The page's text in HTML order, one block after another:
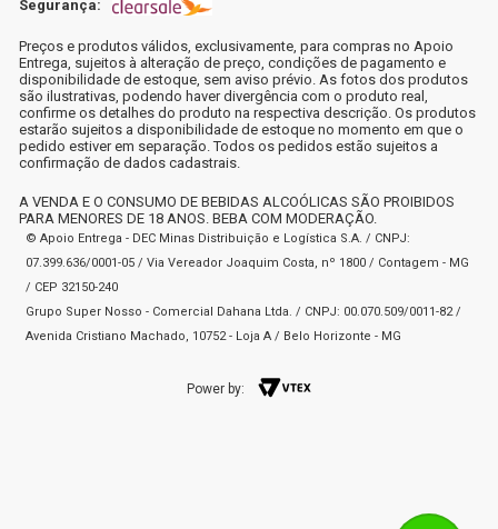
Segurança:
Preços e produtos válidos, exclusivamente, para compras no Apoio
Entrega, sujeitos à alteração de preço, condições de pagamento e
disponibilidade de estoque, sem aviso prévio. As fotos dos produtos
são ilustrativas, podendo haver divergência com o produto real,
confirme os detalhes do produto na respectiva descrição. Os produtos
estarão sujeitos a disponibilidade de estoque no momento em que o
pedido estiver em separação. Todos os pedidos estão sujeitos a
confirmação de dados cadastrais.
A VENDA E O CONSUMO DE BEBIDAS ALCOÓLICAS SÃO PROIBIDOS
PARA MENORES DE 18 ANOS. BEBA COM MODERAÇÃO.
© Apoio Entrega - DEC Minas Distribuição e Logística S.A. / CNPJ:
07.399.636/0001-05 / Via Vereador Joaquim Costa, nº 1800 / Contagem - MG
/ CEP 32150-240
Grupo Super Nosso - Comercial Dahana Ltda. / CNPJ: 00.070.509/0011-82 /
Avenida Cristiano Machado, 10752 - Loja A / Belo Horizonte - MG
Power by: